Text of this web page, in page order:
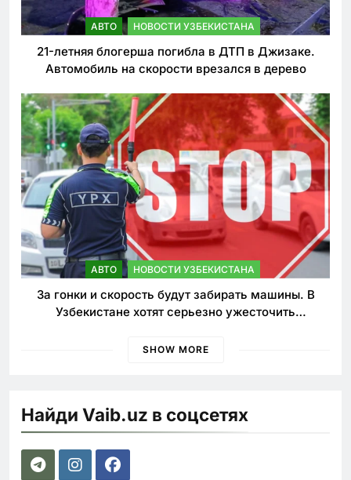
АВТО НОВОСТИ УЗБЕКИСТАНА
21-летняя блогерша погибла в ДТП в Джизаке.
Автомобиль на скорости врезался в дерево
АВТО НОВОСТИ УЗБЕКИСТАНА
За гонки и скорость будут забирать машины. В
Узбекистане хотят серьезно ужесточить
SHOW MORE
Найди Vaib.uz в соцсетях